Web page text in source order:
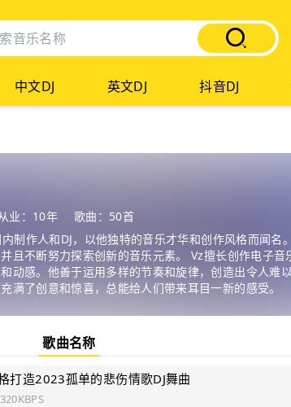
中文DJ 英文DJ 抖音DJ
业：10年
歌曲：50首
制作人和DJ，以他独特的音乐才华和创作风格而闻名
且不断努力探索创新的音乐元素。 Vz擅长创作电子音
动感。他善于运用多样的节奏和旋律，创造出令人难
满了创意和惊喜，总能给人们带来耳目一新的感受。
歌曲名称
打造2023孤单的悲伤情歌DJ舞曲
320KBPS